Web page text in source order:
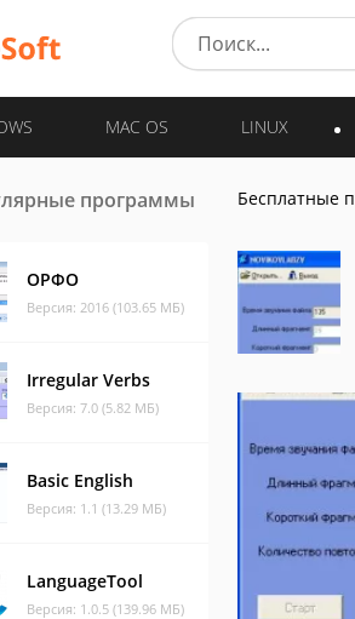
MAC OS LINUX
программы
ОРФО
Версия: 2016 (103.65 МБ)
Irregular Verbs
Версия: 7.0 (5.82 МБ)
Basic English
Версия: 1.1 (13.29 МБ)
LanguageTool
Версия: 1.0.5 (139.96 МБ)
Бесплатные